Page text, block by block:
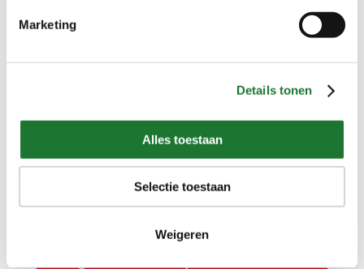
Marketing
Details tonen
Alles toestaan
Selectie toestaan
Weigeren
Neem gerust contact met